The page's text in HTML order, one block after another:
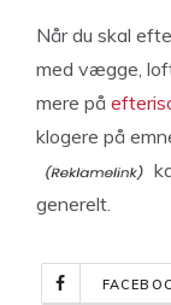
Når du skal
med vægge,
mere på
klogere på
generelt.